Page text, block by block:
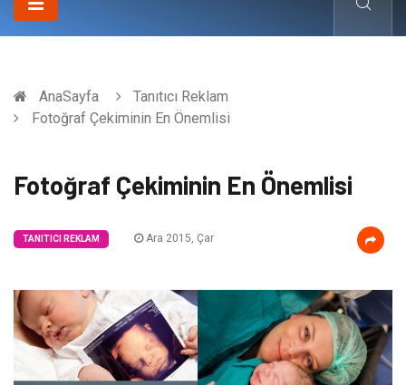
AnaSayfa
Tanıtıcı Reklam
Fotoğraf Çekiminin En Önemlisi
Fotoğraf Çekiminin En Önemlisi
TANITICI REKLAM Ara 2015, Çar